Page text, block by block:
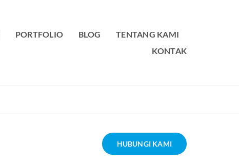
PORTFOLIO BLOG
TENTANG KAMI
KONTAK
HUBUNGI KAMI